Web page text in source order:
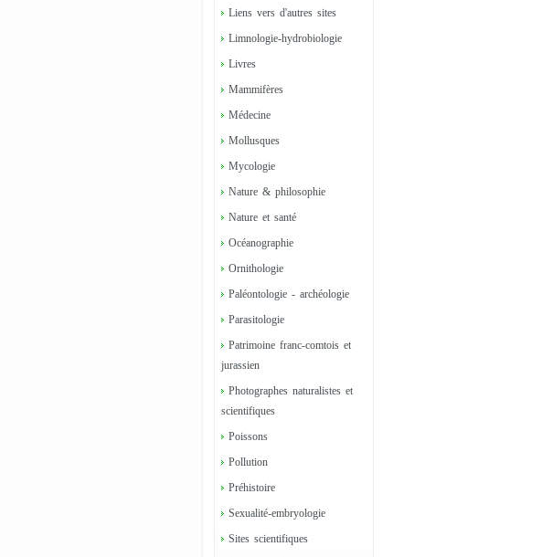
Liens vers d'autres sites
Limnologie-hydrobiologie
Livres
Mammifères
Médecine
Mollusques
Mycologie
Nature & philosophie
Nature et santé
Océanographie
Ornithologie
Paléontologie - archéologie
Parasitologie
Patrimoine franc-comtois et
jurassien
Photographes naturalistes et
scientifiques
Poissons
Pollution
Préhistoire
Sexualité-embryologie
Sites scientifiques